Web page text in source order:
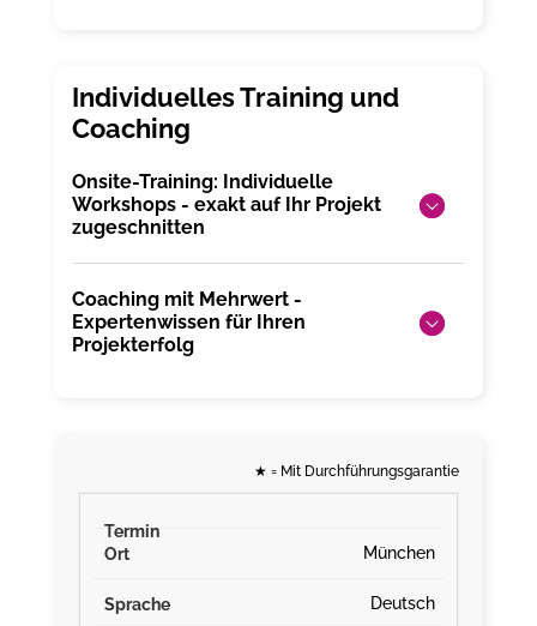
Onsite-Training: Individuelle
Workshops - exakt auf Ihr Projekt
zugeschnitten
Coaching mit Mehrwert -
Expertenwissen für Ihren
Projekterfolg
★ = Mit Durchführungsgarantie
München
Deutsch